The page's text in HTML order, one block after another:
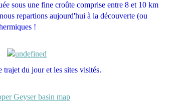
sous une fine croûte comprise entre 8 et 10 km
repartions aujourd'hui à la découverte (ou
!
trajet du jour et les sites visités.